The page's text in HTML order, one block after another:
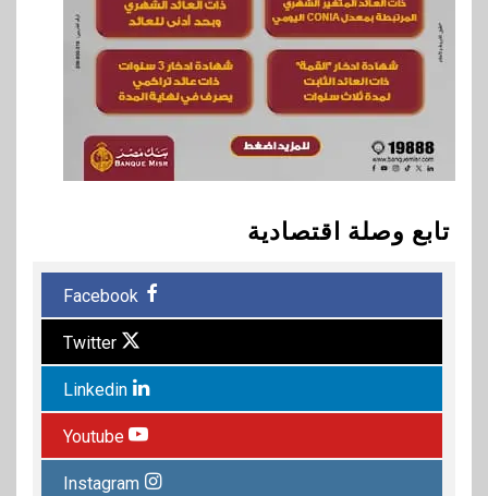
تابع وصلة اقتصادية
Facebook
Twitter
Linkedin
Youtube
Instagram